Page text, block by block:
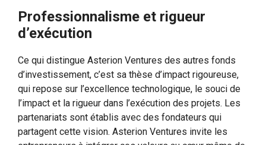
Professionnalisme et rigueur
d’exécution
Ce qui distingue Asterion Ventures des autres fonds
d’investissement, c’est sa thèse d’impact rigoureuse,
qui repose sur l’excellence technologique, le souci de
l’impact et la rigueur dans l’exécution des projets. Les
partenariats sont établis avec des fondateurs qui
partagent cette vision. Asterion Ventures invite les